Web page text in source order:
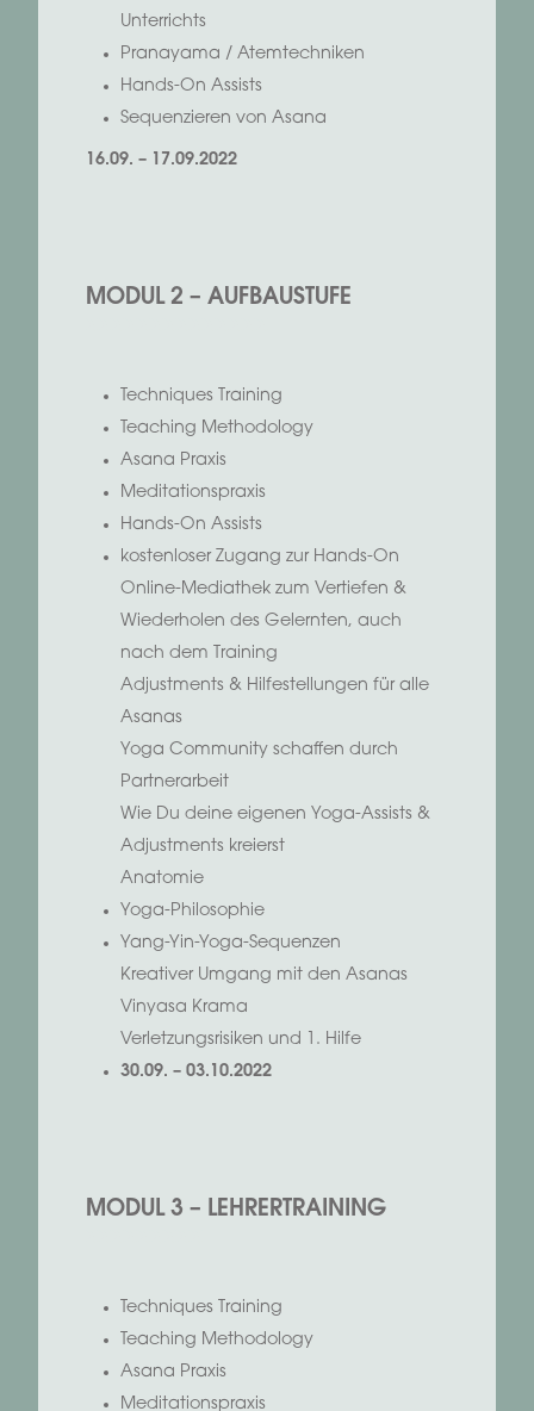
Unterrichts
Pranayama / Atemtechniken
Hands-On Assists
Sequenzieren von Asana
16.09. – 17.09.2022
MODUL 2 – AUFBAUSTUFE
Techniques Training
Teaching Methodology
Asana Praxis
Meditationspraxis
Hands-On Assists
kostenloser Zugang zur Hands-On
Online-Mediathek zum Vertiefen &
Wiederholen des Gelernten, auch
nach dem Training
Adjustments & Hilfestellungen für alle
Asanas
Yoga Community schaffen durch
Partnerarbeit
Wie Du deine eigenen Yoga-Assists &
Adjustments kreierst
Anatomie
Yoga-Philosophie
Yang-Yin-Yoga-Sequenzen
Kreativer Umgang mit den Asanas
Vinyasa Krama
Verletzungsrisiken und 1. Hilfe
30.09. – 03.10.2022
MODUL 3 – LEHRERTRAINING
Techniques Training
Teaching Methodology
Asana Praxis
Meditationspraxis